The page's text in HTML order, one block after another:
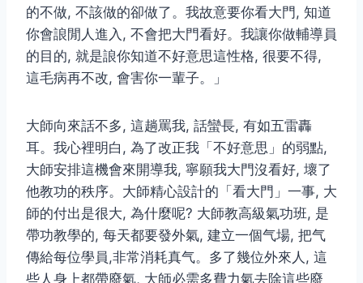
的不做, 不該做的卻做了。我故意要你看大門, 知道
你會誏閒人進入, 不會把大門看好。我讓你做輔導員
的目的, 就是誏你知道不好意思這性格, 很要不得,
這毛病再不改, 會害你一輩子。」
大師向來話不多, 這趟罵我, 話蠻長, 有如五雷轟
耳。我心裡明白, 為了改正我「不好意思」的弱點,
大師安排這機會來開導我, 寧願我大門沒看好, 壞了
他教功的秩序。大師精心設計的「看大門」一事, 大
師的付出是很大, 為什麼呢? 大師教高級氣功班, 是
帶功教學的, 每天都要發外氣, 建立一個气場, 把气
傳給每位學員,非常消耗真气。多了幾位外來人, 這
些人身上都帶廢氣, 大師必需多費力氣去除這些廢